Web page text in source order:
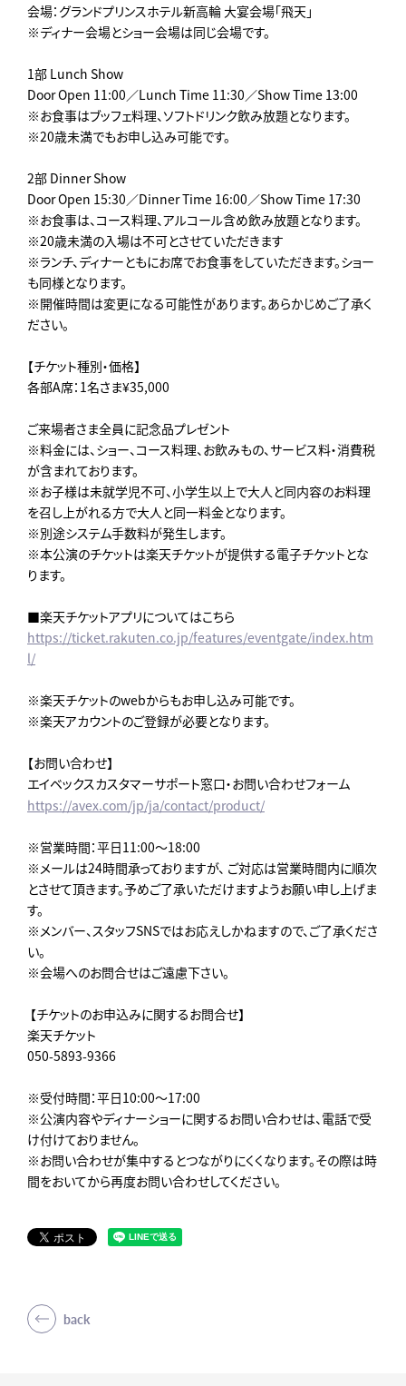
会場：グランドプリンスホテル新高輪 大宴会場「飛天」
※ディナー会場とショー会場は同じ会場です。
1部 Lunch Show
Door Open 11:00／Lunch Time 11:30／Show Time 13:00
※お食事はブッフェ料理、ソフトドリンク飲み放題となります。
※20歳未満でもお申し込み可能です。
2部 Dinner Show
Door Open 15:30／Dinner Time 16:00／Show Time 17:30
※お食事は、コース料理、アルコール含め飲み放題となります。
※20歳未満の入場は不可とさせていただきます
※ランチ、ディナーともにお席でお食事をしていただきます。ショー
も同様となります。
※開催時間は変更になる可能性があります。あらかじめご了承く
ださい。
【チケット種別・価格】
各部A席：1名さま¥35,000
ご来場者さま全員に記念品プレゼント
※料金には、ショー、コース料理、お飲みもの、サービス料・消費税
が含まれております。
※お子様は未就学児不可、小学生以上で大人と同内容のお料理
を召し上がれる方で大人と同一料金となります。
※別途システム手数料が発生します。
※本公演のチケットは楽天チケットが提供する電子チケットとな
ります。
■楽天チケットアプリについてはこちら
https://ticket.rakuten.co.jp/features/eventgate/index.htm
l/
※楽天チケットのwebからもお申し込み可能です。
※楽天アカウントのご登録が必要となります。
【お問い合わせ】
エイベックスカスタマーサポート窓口・お問い合わせフォーム
https://avex.com/jp/ja/contact/product/
※営業時間：平日11:00～18:00
※メールは24時間承っておりますが、 ご対応は営業時間内に順次
とさせて頂きます。予めご了承いただけますようお願い申し上げま
す。
※メンバー、スタッフSNSではお応えしかねますので、ご了承くださ
い。
※会場へのお問合せはご遠慮下さい。
【チケットのお申込みに関するお問合せ】
楽天チケット
050-5893-9366
※受付時間：平日10:00～17:00
※公演内容やディナーショーに関するお問い合わせは、電話で受
け付けておりません。
※お問い合わせが集中するとつながりにくくなります。その際は時
間をおいてから再度お問い合わせしてください。
back